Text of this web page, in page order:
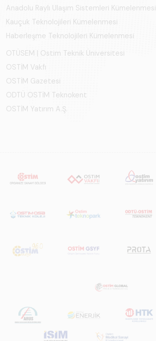
Anadolu Raylı Ulaşım Sistemleri Kümelenmesi
Kauçuk Teknolojileri Kümelenmesi
Haberleşme Teknolojileri Kümelenmesi
OTÜSEM | Ostim Teknik Üniversitesi
OSTİM Vakfı
OSTİM Gazetesi
ODTÜ OSTİM Teknokent
OSTİM Yatırım A.Ş.